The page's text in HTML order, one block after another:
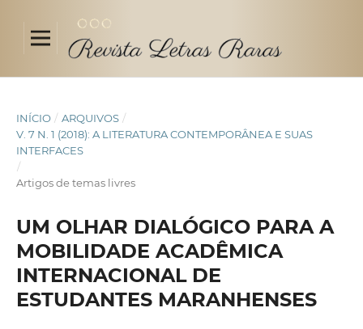
INÍCIO / ARQUIVOS /
V. 7 N. 1 (2018): A LITERATURA CONTEMPORÂNEA E SUAS
INTERFACES
/
Artigos de temas livres
UM OLHAR DIALÓGICO PARA A
MOBILIDADE ACADÊMICA
INTERNACIONAL DE
ESTUDANTES MARANHENSES